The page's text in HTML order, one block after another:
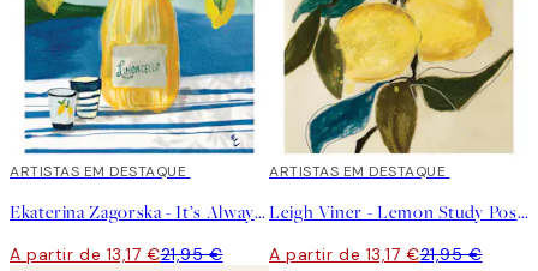
40%*
ARTISTAS EM DESTAQUE
Ekaterina Zagorska - It’s Always Limoncello Time Poster
A partir de 13,17 €21,95 €
40%*
ARTISTAS EM DESTAQUE
Leigh Viner - Lemon Study Poster
A partir de 13,17 €21,95 €